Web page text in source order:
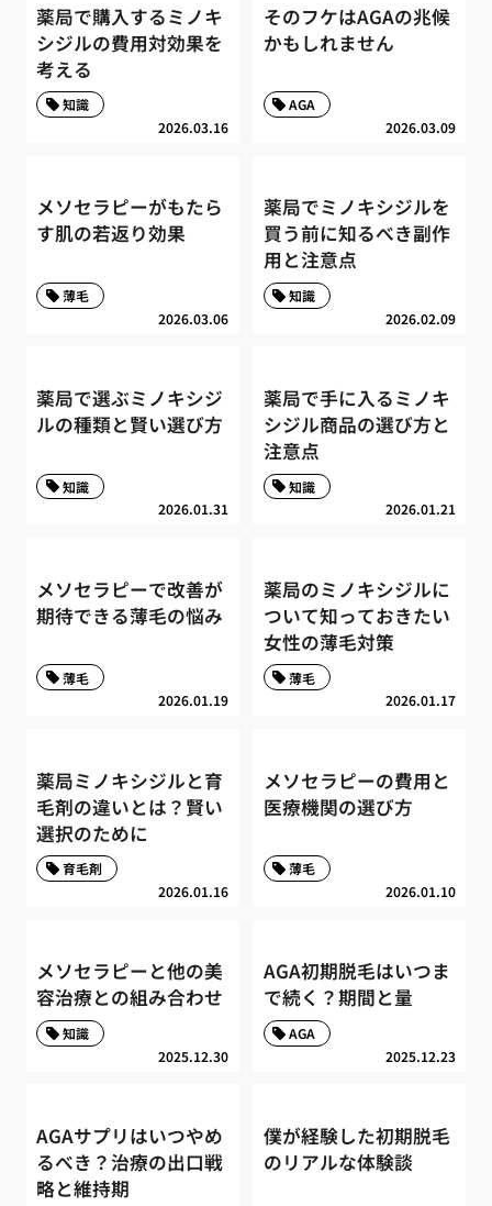
薬局で購入するミノキ
シジルの費用対効果を
考える
2026.03.16
知識
そのフケはAGAの兆候
かもしれません
2026.03.09
AGA
メソセラピーがもたら
す肌の若返り効果
2026.03.06
薄毛
薬局でミノキシジルを
買う前に知るべき副作
用と注意点
2026.02.09
知識
薬局で選ぶミノキシジ
ルの種類と賢い選び方
2026.01.31
知識
薬局で手に入るミノキ
シジル商品の選び方と
注意点
2026.01.21
知識
メソセラピーで改善が
期待できる薄毛の悩み
2026.01.19
薄毛
薬局のミノキシジルに
ついて知っておきたい
女性の薄毛対策
2026.01.17
薄毛
薬局ミノキシジルと育
毛剤の違いとは？賢い
選択のために
2026.01.16
育毛剤
メソセラピーの費用と
医療機関の選び方
2026.01.10
薄毛
メソセラピーと他の美
容治療との組み合わせ
2025.12.30
知識
AGA初期脱毛はいつま
で続く？期間と量
2025.12.23
AGA
AGAサプリはいつやめ
るべき？治療の出口戦
略と維持期
僕が経験した初期脱毛
のリアルな体験談